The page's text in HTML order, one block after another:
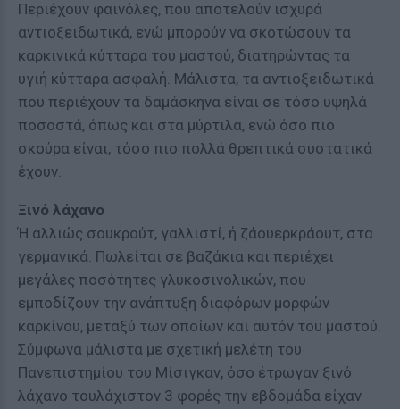
Περιέχουν φαινόλες, που αποτελούν ισχυρά
αντιοξειδωτικά, ενώ μπορούν να σκοτώσουν τα
καρκινικά κύτταρα του μαστού, διατηρώντας τα
υγιή κύτταρα ασφαλή. Μάλιστα, τα αντιοξειδωτικά
που περιέχουν τα δαμάσκηνα είναι σε τόσο υψηλά
ποσοστά, όπως και στα μύρτιλα, ενώ όσο πιο
σκούρα είναι, τόσο πιο πολλά θρεπτικά συστατικά
έχουν.
Ξινό λάχανο
Ή αλλιώς σουκρούτ, γαλλιστί, ή ζάουερκράουτ, στα
γερμανικά. Πωλείται σε βαζάκια και περιέχει
μεγάλες ποσότητες γλυκοσινολικών, που
εμποδίζουν την ανάπτυξη διαφόρων μορφών
καρκίνου, μεταξύ των οποίων και αυτόν του μαστού.
Σύμφωνα μάλιστα με σχετική μελέτη του
Πανεπιστημίου του Μίσιγκαν, όσο έτρωγαν ξινό
λάχανο τουλάχιστον 3 φορές την εβδομάδα είχαν